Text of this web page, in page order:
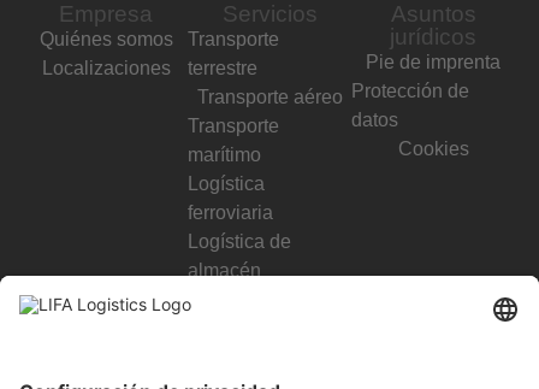
Empresa
Quiénes somos
Localizaciones
Servicios
Transporte
terrestre
Transporte aéreo
Transporte
marítimo
Logística
ferroviaria
Logística de
almacén
Asuntos
jurídicos
Pie de imprenta
Protección de
datos
Cookies
95032 Hof